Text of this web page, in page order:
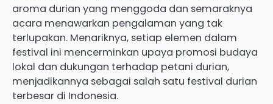
aroma durian yang menggoda dan semaraknya
acara menawarkan pengalaman yang tak
terlupakan. Menariknya, setiap elemen dalam
festival ini mencerminkan upaya promosi budaya
lokal dan dukungan terhadap petani durian,
menjadikannya sebagai salah satu festival durian
terbesar di Indonesia.